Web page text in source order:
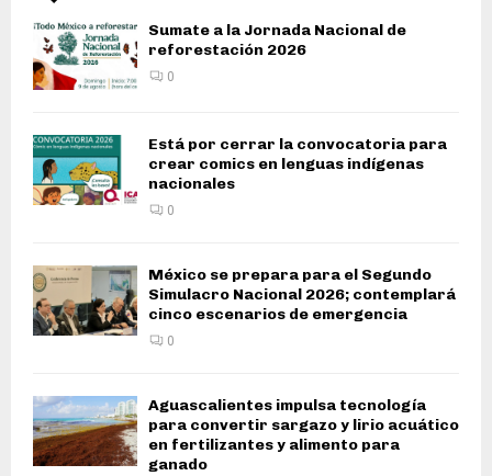
Sumate a la Jornada Nacional de
reforestación 2026
0
Está por cerrar la convocatoria para
crear comics en lenguas indígenas
nacionales
0
México se prepara para el Segundo
Simulacro Nacional 2026; contemplará
cinco escenarios de emergencia
0
Aguascalientes impulsa tecnología
para convertir sargazo y lirio acuático
en fertilizantes y alimento para
ganado